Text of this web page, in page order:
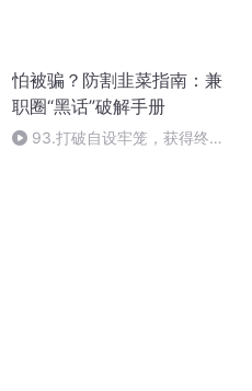
怕被骗？防割韭菜指南：兼
职圈“黑话”破解手册
93.打破自设牢笼，获得终极